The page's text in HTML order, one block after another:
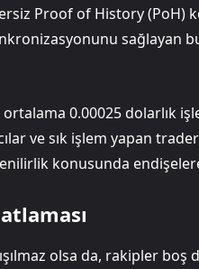
Proof of History
sağlayan
0.00025 dolarlık
ve sık işlem yapan
konusunda
olsa da, rakipler